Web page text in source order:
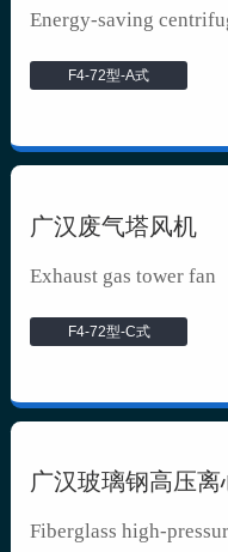
Energy-saving
F4-72型-A式
广汉废气塔风机
Exhaust gas tower fan
F4-72型-C式
广汉玻璃钢高压离
Fiberglass high-